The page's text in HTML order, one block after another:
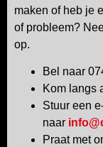
maken of heb je
of probleem?
op.
Bel naar
Kom langs
Stuur een
naar
Praat met